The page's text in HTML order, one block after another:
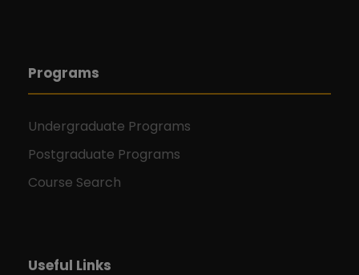
Programs
Undergraduate Programs
Postgraduate Programs
Course Search
Useful Links